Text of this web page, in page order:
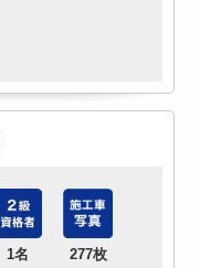
1名 277枚